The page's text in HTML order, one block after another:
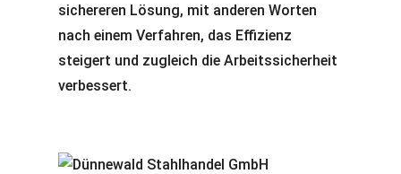
sichereren Lösung, mit anderen Worten
nach einem Verfahren, das Effizienz
steigert und zugleich die Arbeitssicherheit
verbessert.